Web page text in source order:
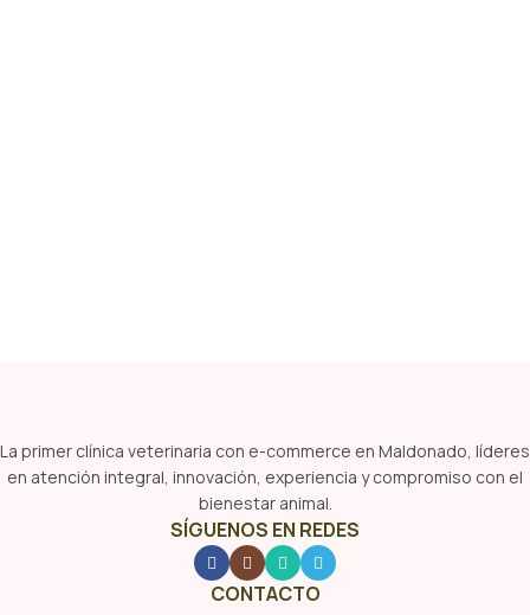
La primer clínica veterinaria con e-commerce en Maldonado, líderes
en atención integral, innovación, experiencia y compromiso con el
bienestar animal.
SÍGUENOS EN REDES
CONTACTO